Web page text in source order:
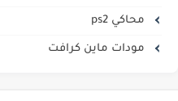
محاكي ps2
مودات ماين كرافت